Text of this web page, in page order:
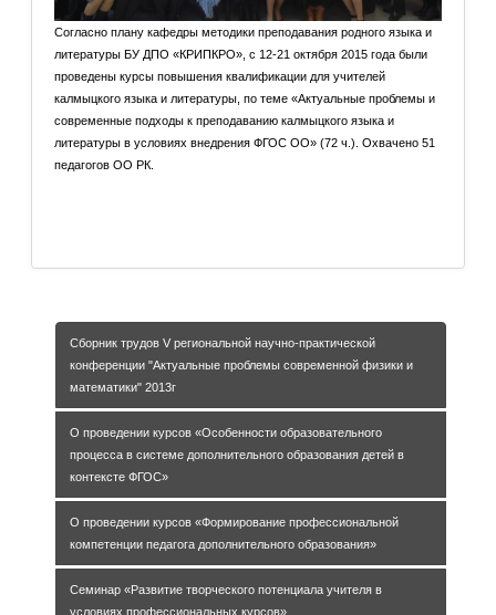
Согласно плану кафедры методики преподавания родного языка и
литературы БУ ДПО «КРИПКРО», с 12-21 октября 2015 года были
проведены курсы повышения квалификации для учителей
калмыцкого языка и литературы, по теме «Актуальные проблемы и
современные подходы к преподаванию калмыцкого языка и
литературы в условиях внедрения ФГОС ОО» (72 ч.). Охвачено 51
педагогов ОО РК.
Сборник трудов V региональной научно-практической
конференции "Актуальные проблемы современной физики и
математики" 2013г
О проведении курсов «Особенности образовательного
процесса в системе дополнительного образования детей в
контексте ФГОС»
О проведении курсов «Формирование профессиональной
компетенции педагога дополнительного образования»
Семинар «Развитие творческого потенциала учителя в
условиях профессиональных курсов»